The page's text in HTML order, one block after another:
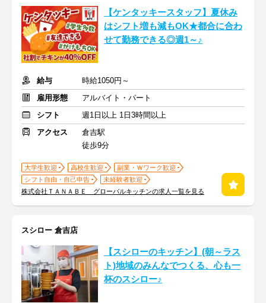
【ケンタッキースタッフ】夏休み
はシフト増も減もOK★都合に合わ
せて勤務できる◎週1～♪
給与
時給1050円～
雇用形態
アルバイト・パート
シフト
週1日以上 1日3時間以上
アクセス
倉吉駅
徒歩9分
大学生歓迎 高校生歓迎
副業・Ｗワーク歓迎
シフト自由・自己申告
未経験者歓迎
株式会社ＴＡＮＡＢＥ グローバルキッチンの求人一覧を見る
スシロー 倉吉店
【スシローのキッチン】(朝～ラス
ト)地域のみんなでつくる、心も一
杯のスシロー♪